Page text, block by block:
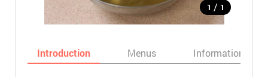
1 / 1
Introduction Menus Informations